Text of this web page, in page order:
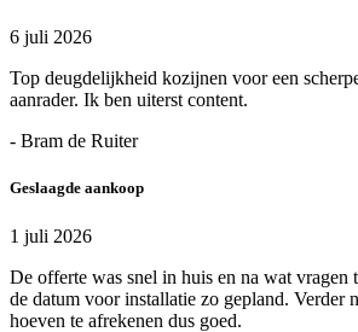
6 juli 2026
Top deugdelijkheid kozijnen voor een
aanrader. Ik ben uiterst content.
- Bram de Ruiter
Geslaagde aankoop
1 juli 2026
De offerte was snel in huis en na wat vragen
de datum voor installatie zo gepland. Verder
hoeven te afrekenen dus goed.